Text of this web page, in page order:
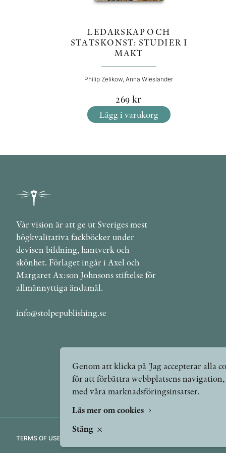
LEDARSKAP OCH
STATSKONST: STUDIER I
MAKT
Philip Zelikow, Anna Wieslander
269 kr
Lägg i varukorg
Vår vision är att ge ut Sveriges mest
högkvalitativa fackböcker under
devisen bildning, hantverk och
skönhet. Förlaget ingår i Axel och
Margaret Ax:son Johnsons stiftelse för
allmännyttiga ändamål.
info@stolpepublishing.se
TERMS OF USE
Genom att klicka på 'Jag accepterar alla
för att förbättra webbplatsens
med våra marknadsföringsinsatser.
Läs mer om cookies
Stäng